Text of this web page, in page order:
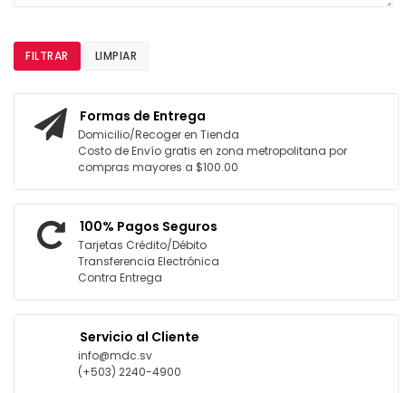
FILTRAR LIMPIAR
Formas de Entrega
Domicilio/Recoger en Tienda
Costo de Envío gratis en zona metropolitana por
compras mayores a $100.00
100% Pagos Seguros
Tarjetas Crédito/Débito
Transferencia Electrónica
Contra Entrega
Servicio al Cliente
info@mdc.sv
(+503) 2240-4900